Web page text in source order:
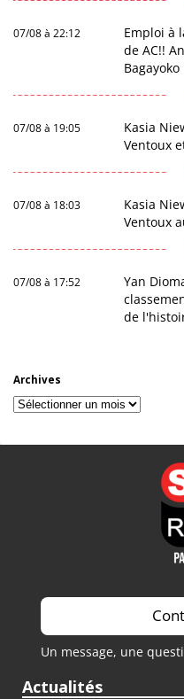
07/08 à 22:12
Emploi à
de AC!!
Bagayoko
07/08 à 19:05
Kasia
Ventoux
07/08 à 18:03
Kasia
Ventoux
07/08 à 17:52
Yan
de
Archives
Archives
Un message, une
Actualités